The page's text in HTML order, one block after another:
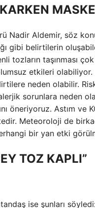
Nadir Aldemir, söz
gibi belirtilerin
tozların taşınması
etkileri olabiliyor.
neden olabilir.
sorunlara neden
öneriyoruz. Astım ve
Meteoroloji de
bir yan etki
TOZ KAPLI”
ise şunları